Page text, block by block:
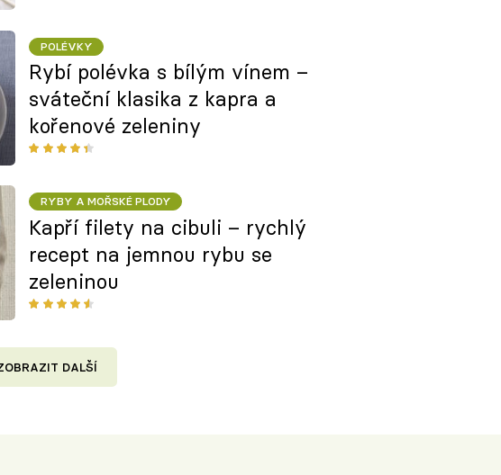
POLÉVKY
Rybí polévka s bílým vínem –
sváteční klasika z kapra a
kořenové zeleniny
RYBY A MOŘSKÉ PLODY
Kapří filety na cibuli – rychlý
recept na jemnou rybu se
zeleninou
DALŠÍ